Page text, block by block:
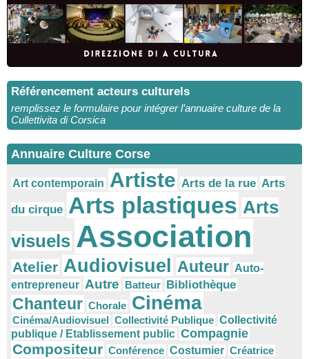
Référencement acteurs culturels
remplissez le formulaire pour intégrer l’annuaire culture de la
Cullettivita di Corsica
Annuaire Culture Corse
Art contemporain Artiste Arts de la rue Arts
du cirque Arts plastiques Arts
visuels Association
Atelier Audiovisuel Auteur Auto-
entrepreneur Autre Batteur Bibliothèque
Chanteur Chorale Cinéma
Cinéma/Audiovisuel Collectivité Publique Collectivité
publique / Etablissement public Compagnie
Compositeur Conférence Costumier Créatrice